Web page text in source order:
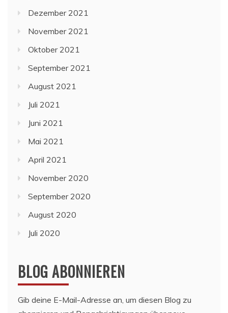
Dezember 2021
November 2021
Oktober 2021
September 2021
August 2021
Juli 2021
Juni 2021
Mai 2021
April 2021
November 2020
September 2020
August 2020
Juli 2020
BLOG ABONNIEREN
Gib deine E-Mail-Adresse an, um diesen Blog zu